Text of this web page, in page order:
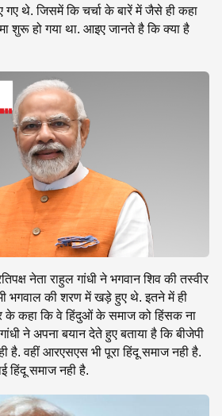
गए थे. जिसमें कि चर्चा के बारें में जैसे ही कहा
शुरू हो गया था. आइए जानते है कि क्या है
नेता राहुल गांधी ने भगवान शिव की तस्वीर
भगवाल की शरण में खड़े हुए थे. इतने में ही
के कहा कि वे हिंदुओं के समाज को हिंसक ना
ने अपना बयान देते हुए बताया है कि बीजेपी
है. वहीं आरएसएस भी पूरा हिंदू समाज नही है.
हिंदू समाज नही है.